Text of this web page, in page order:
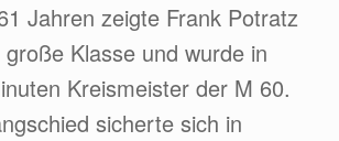
Jahren zeigte Frank Potratz
Klasse und wurde in
Kreismeister der M 60.
sicherte sich in